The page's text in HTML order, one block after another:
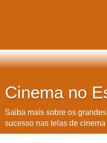
Cinema no
Saiba mais sobre os
sucesso nas telas de